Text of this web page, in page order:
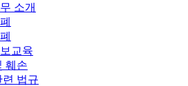
소개
교육
훼손
련 법규